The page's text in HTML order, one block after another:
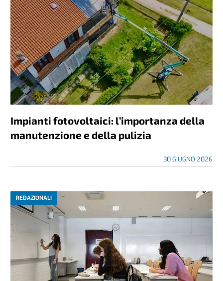
Impianti fotovoltaici: l’importanza della
manutenzione e della pulizia
30 GIUGNO 2026
REDAZIONALI